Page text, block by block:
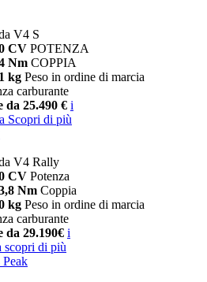
V4 S
CV POTENZA
Nm COPPIA
kg Peso in ordine di marcia
carburante
da 25.490 € i
Scopri di più
V4 Rally
CV Potenza
Nm Coppia
kg Peso in ordine di marcia
carburante
da 29.190€ i
scopri di più